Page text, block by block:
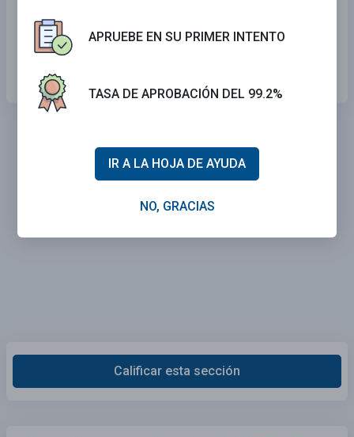
El tráfico en la calle se mueve hacia la
izquierda.
Calificar esta sección
APRUEBE EN SU PRIMER INTENTO
TASA DE APROBACIÓN DEL 99.2%
IR A LA HOJA DE AYUDA
NO, GRACIAS